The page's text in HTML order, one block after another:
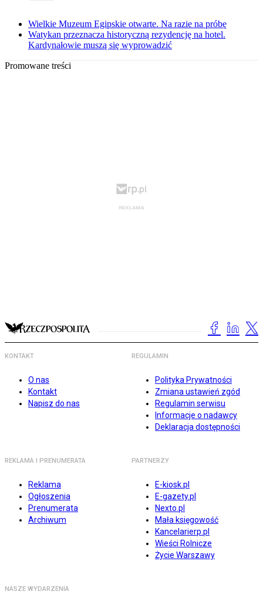
Wielkie Muzeum Egipskie otwarte. Na razie na próbę
Watykan przeznacza historyczną rezydencję na hotel.
Kardynałowie muszą się wyprowadzić
Promowane treści
KONTAKT
O nas
Kontakt
Napisz do nas
REGULAMIN
Polityka Prywatności
Zmiana ustawień zgód
Regulamin serwisu
Informacje o nadawcy
Deklaracja dostępności
REKLAMA I PRENUMERATA
Reklama
Ogłoszenia
Prenumerata
Archiwum
PARTNERZY
E-kiosk.pl
E-gazety.pl
Nexto.pl
Mała księgowość
Kancelarierp.pl
Wieści Rolnicze
Życie Warszawy
NASZE WYDARZENIA